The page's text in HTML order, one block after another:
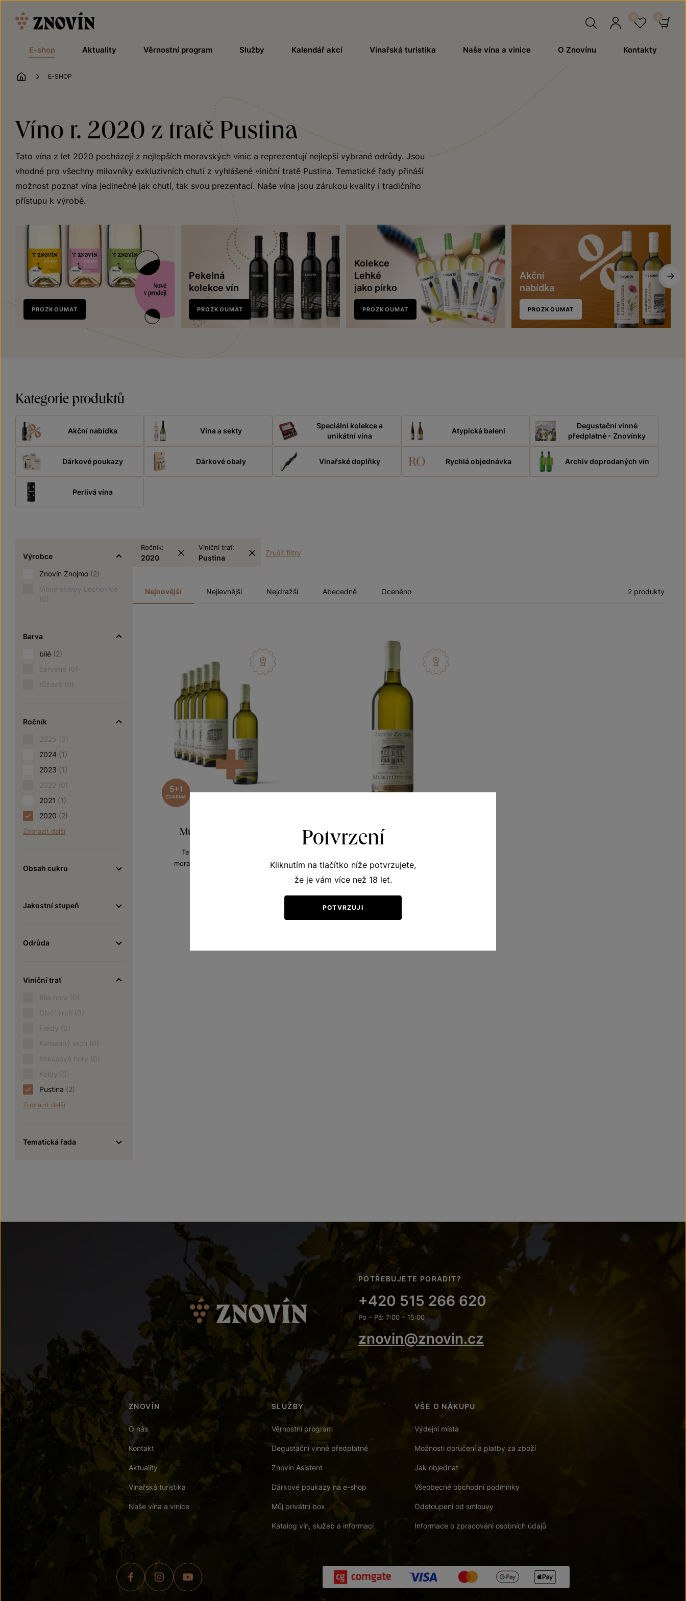
E-shop Aktuality Věrnostní program Služby Kalendář akcí Vinařská turistika Naše vína a vinice O Znovínu Kontakty
ÚVOD
E-SHOP
Víno r. 2020 z tratě Pustina
Tato vína z let 2020 pocházejí z nejlepších moravských vinic a reprezentují nejlepší vybrané odrůdy. Jsou
vhodné pro všechny milovníky exkluzivních chutí z vyhlášené viniční tratě Pustina. Tematické řady přináší
možnost poznat vína jedinečné jak chutí, tak svou prezentací. Naše vína jsou zárukou kvality i tradičního
přístupu k výrobě.
Nově
v prodeji
PROZKOUMAT
Pekelná
kolekce vín
PROZKOUMAT
Kolekce
Lehké
jako pírko
PROZKOUMAT
Akční
nabídka
PROZKOUMAT
Kategorie produktů
Akční nabídka Vína a sekty
Speciální kolekce a
unikátní vína
Atypická baleni
Degustační vinné
předplatné - Znovínky
Dárkové poukazy Dárkové obaly Vinařské doplňky Rychlá objednávka Archiv doprodaných vín
Perlivá vína
Výrobce
Znovín Znojmo (2)
Vinné sklepy Lechovice
(0)
Barva
bílé (2)
červené (0)
růžové (0)
Ročník
2025 (0)
2024 (1)
2023 (1)
2022 (0)
2021 (1)
2020 (2)
Zobrazit další
Obsah cukru
Jakostní stupeň
Odrůda
Viniční trať
Bílá hora (0)
Dívčí vrch (0)
Frédy (0)
Kamenný vrch (0)
Kokusové hory (0)
Kolby (0)
Pustina (2)
Zobrazit další
Tematická řada
Ročník:
2020
Viniční trať:
Pustina
Zrušit filtry
Nejnovější Nejlevnější Nejdražší Abecedně Oceněno 2 produkty
5+1
ZDARMA
Muškát Ottonel 5+1
Terroir - toulky vinicemi
moravské zemské víno 2020
Muškát Ottonel
moravské zemské víno 2020
Šarže 0380
120
POTŘEBUJETE PORADIT?
+420 515 266 620
Po – Pá: 7:00 – 15:00
znovin@znovin.cz
ZNOVÍN
O nás
Kontakt
Aktuality
Vinařská turistika
Naše vína a vinice
SLUŽBY
Věrnostní program
Degustační vinné předplatné
Znovín Asistent
Dárkové poukazy na e-shop
Můj privátní box
Katalog vín, služeb a informací
VŠE O NÁKUPU
Výdejní místa
Možnosti doručení a platby za zboží
Jak objednat
Všeobecné obchodní podmínky
Odstoupení od smlouvy
Informace o zpracování osobních údajů
Potvrzení
Kliknutím na tlačítko níže potvrzujete,
že je vám více než 18 let.
POTVRZUJI